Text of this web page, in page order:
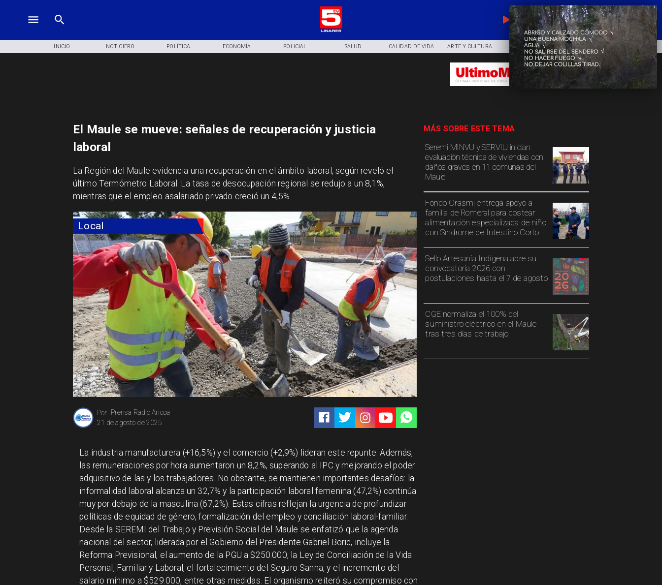
EN VIVO
INICIO NOTICIERO POLÍTICA ECONOMÍA POLICIAL SALUD CALIDAD DE VIDA ARTE Y CULTURA COMUNIDAD DEPORTES
Local
Prensa Radio Ancoa
Por
21 de agosto de 2025
Seremi MINVU y SERVIU inician
evaluación técnica de viviendas con
daños graves en 11 comunas del
Maule
Fondo Orasmi entrega apoyo a
familia de Romeral para costear
alimentación especializada de niño
con Síndrome de Intestino Corto
Sello Artesanía Indígena abre su
convocatoria 2026 con
postulaciones hasta el 7 de agosto
CGE normaliza el 100% del
suministro eléctrico en el Maule
tras tres días de trabajo
MÁS SOBRE ESTE TEMA
El Maule se mueve: señales de recuperación y justicia
laboral
​La Región del Maule evidencia una recuperación en el ámbito laboral, según reveló el
último Termómetro Laboral. La tasa de desocupación regional se redujo a un 8,1%,
mientras que el empleo asalariado privado creció un 4,5%.
La industria manufacturera (+16,5%) y el comercio (+2,9%) lideran este repunte. Además,
las remuneraciones por hora aumentaron un 8,2%, superando al IPC y mejorando el poder
adquisitivo de las y los trabajadores. No obstante, se mantienen importantes desafíos: la
informalidad laboral alcanza un 32,7% y la participación laboral femenina (47,2%) continúa
muy por debajo de la masculina (67,2%). Estas cifras reflejan la urgencia de profundizar
políticas de equidad de género, formalización del empleo y conciliación laboral-familiar.
Desde la SEREMI del Trabajo y Previsión Social del Maule se enfatizó que la agenda
nacional del sector, liderada por el Gobierno del Presidente Gabriel Boric, incluye la
Reforma Previsional, el aumento de la PGU a $250.000, la Ley de Conciliación de la Vida
Personal, Familiar y Laboral, el fortalecimiento del Seguro Sanna, y el incremento del
salario mínimo a $529.000, entre otras medidas. El organismo reiteró su compromiso con